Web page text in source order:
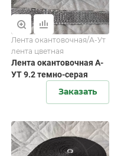
Лента окантовочная/А-Ут
лента цветная
Лента окантовочная А-
УТ 9.2 темно-серая
Заказать